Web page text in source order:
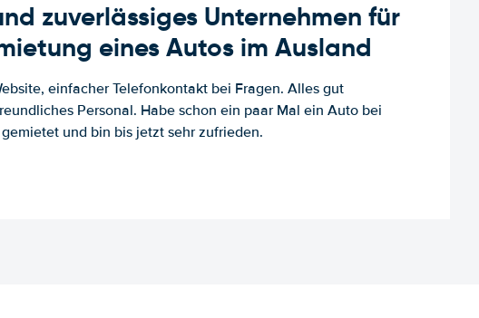
zuverlässiges Unternehmen für
eines Autos im Ausland
einfacher Telefonkontakt bei Fragen. Alles gut
Personal. Habe schon ein paar Mal ein Auto bei
und bin bis jetzt sehr zufrieden.